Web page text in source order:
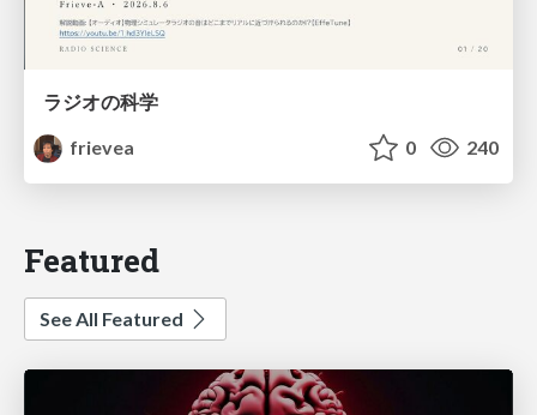
ラジオの科学
frievea
0 240
Featured
See All Featured